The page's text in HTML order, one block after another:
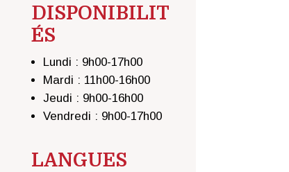
DISPONIBILIT
ÉS
Lundi : 9h00-17h00
Mardi : 11h00-16h00
Jeudi : 9h00-16h00
Vendredi : 9h00-17h00
LANGUES